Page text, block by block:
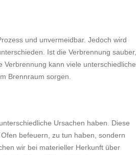
und unvermeidbar. Jedoch wird
Ist die Verbrennung sauber,
kann viele unterschiedliche
Brennraum sorgen.
Ursachen haben. Diese
befeuern, zu tun haben, sondern
wir bei materieller Herkunft über